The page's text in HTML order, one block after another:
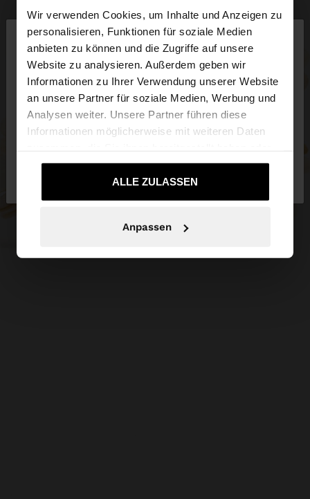
Wir verwenden Cookies, um Inhalte und Anzeigen zu
personalisieren, Funktionen für soziale Medien
anbieten zu können und die Zugriffe auf unsere
Website zu analysieren. Außerdem geben wir
Informationen zu Ihrer Verwendung unserer Website
an unsere Partner für soziale Medien, Werbung und
Analysen weiter. Unsere Partner führen diese
Informationen möglicherweise mit weiteren Daten
die sie im Rahmen Ihrer Nutzung der Dienste
gesammelt haben.ALLE ZULASSEN
Anpassen
hallo
Sie greifen von Austria auf die Website zu.
Möchten Sie unsere United States Website
Ja, bringen Sie mich zu
United States